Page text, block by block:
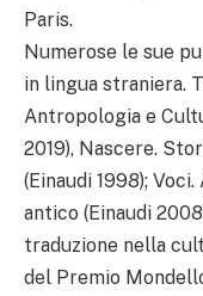
Paris.
Numerose le sue
in lingua straniera.
Antropologia e
2019), Nascere.
(Einaudi 1998);
antico (Einaudi
traduzione nella
del Premio